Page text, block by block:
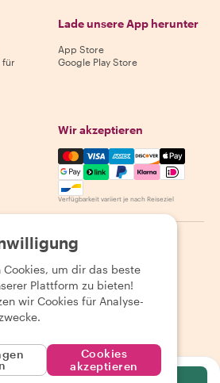
für
Lade unsere App herunter
App Store
Google Play Store
Wir akzeptieren
Mastercard, Visa, Amex,
Verfügbarkeit variiert je nach Reiseziel
| Datenschutzerklärung
Seitenübersicht
Cookies, um dir das beste
Plattform zu bieten!
wir Cookies für Analyse-
Cookies
akzeptieren